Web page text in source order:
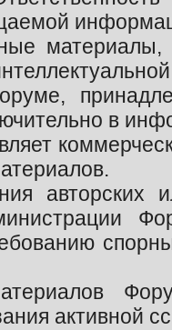
в
авторских
активной